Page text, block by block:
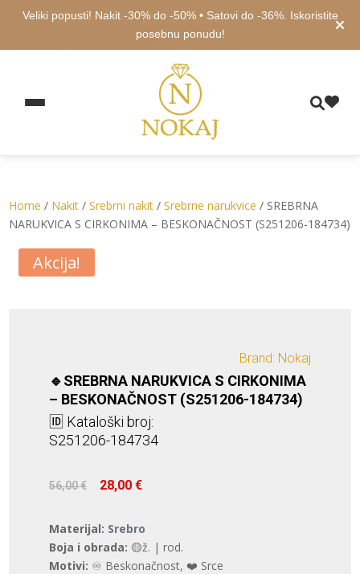
Veliki popusti! Nakit -30% do -50% • Satovi do -36%. Iskoristite
posebnu ponudu!
Home / Nakit /Srebrni nakit /Srebrne narukvice / SREBRNA
NARUKVICA S CIRKONIMA – BESKONAČNOST (S251206-184734)
Akcija!
Brand: Nokaj
🔹SREBRNA NARUKVICA S CIRKONIMA
– BESKONAČNOST (S251206-184734)
🆔 Kataloški broj:
S251206-184734
56,00€ Izvorna
cijena
bila
je:
56,00 €.
28,00€
28,00 €.
Materijal: Srebro
Boja i obrada: 🟡ž. | rod.
Motivi: ♾️ Beskonačnost, ❤️ Srce